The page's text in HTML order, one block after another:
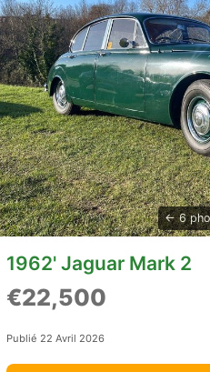
6
1962' Jaguar Mark 2
€22,500
Publié 22 Avril 2026